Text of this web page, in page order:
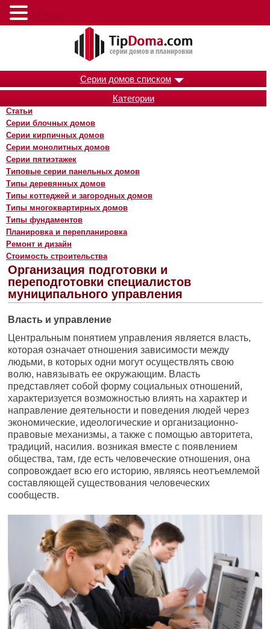
Серии домов списком
Категории
Статьи
Серии блочных домов
Серии кирпичных домов
Серии монолитных домов
Серии пятиэтажек
Типовые серии панельных домов
Типы деревянных домов
Типы коттеджей и загородных домов
Типы многоквартирных домов
Типы фундаментов
Планировка и перепланировка
Ремонт и дизайн
Стоимость строительства
Организация подготовки и
переподготовки специалистов
муниципального управления
Власть и управление
Центральным понятием управления является власть,
которая означает отношения зависимости между
людьми, в которых одни могут осуществлять свою
волю, навязывать ее окружающим. Власть
представляет собой форму социальных отношений,
характеризуется возможностью влиять на характер и
направление деятельности и поведения людей через
экономические, идеологические и организационно-
правовые механизмы, а также с помощью авторитета,
традиций, насилия. возникая вместе с появлением
общества, там, где есть человеческие отношения, она
сопровождает всю его историю, являясь неотъемлемой
составляющей существования человеческих
сообществ.